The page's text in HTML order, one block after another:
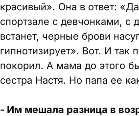
красивый». Она в ответ:
спортзале с девчонками, с
встанет, черные брови
гипнотизирует». Вот. И так
покорил. А мама до этого
сестра Настя. Но папа ее
- Им мешала разница в